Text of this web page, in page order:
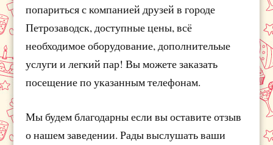
попариться с компанией друзей в городе
Петрозаводск, доступные цены, всё
необходимое оборудование, дополнительые
услуги и легкий пар! Вы можете заказать
посещение по указанным телефонам.
Мы будем благодарны если вы оставите отзыв
о нашем заведении. Рады выслушать ваши